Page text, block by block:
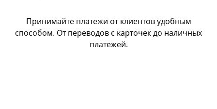
Принимайте платежи от клиентов удобным
способом. От переводов с карточек до наличных
платежей.